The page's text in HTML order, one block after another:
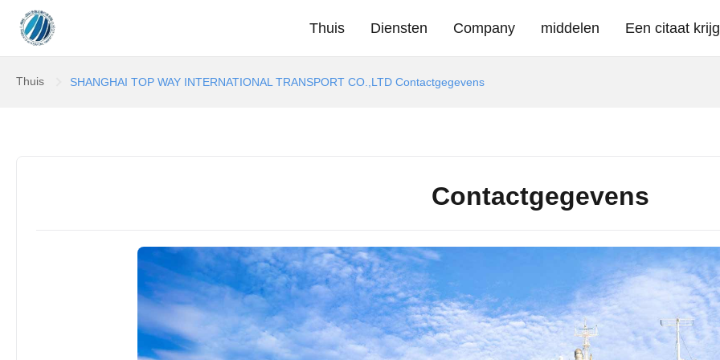
Thuis Diensten Company middelen Een citaat
Thuis SHANGHAI TOP WAY INTERNATIONAL TRANSPORT CO.,LTD Contactgegevens
Contactgegevens